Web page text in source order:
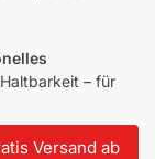
– für
Versand ab